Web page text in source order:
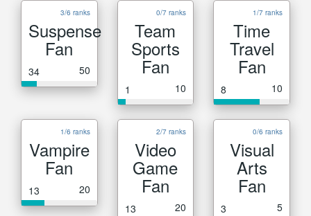
3/6 ranks
Suspense
Fan
34 50
0/7 ranks
Team
Sports
Fan
1 10
1/7 ranks
Time
Travel
Fan
8 10
1/6 ranks
Vampire
Fan
13 20
2/7 ranks
Video
Game
Fan
13 20
0/6 ranks
Visual
Arts
Fan
3 5